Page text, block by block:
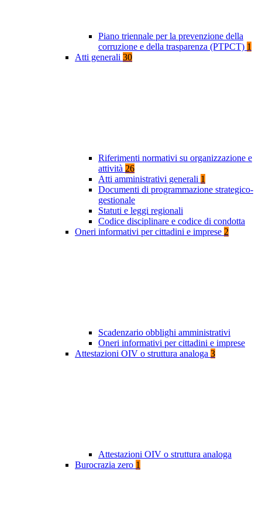
Piano triennale per la prevenzione della
corruzione e della trasparenza (PTPCT) 1
Atti generali 30
Riferimenti normativi su organizzazione e
attività 26
Atti amministrativi generali 1
Documenti di programmazione strategico-
gestionale
Statuti e leggi regionali
Codice disciplinare e codice di condotta
Oneri informativi per cittadini e imprese 2
Scadenzario obblighi amministrativi
Oneri informativi per cittadini e imprese
Attestazioni OIV o struttura analoga 3
Attestazioni OIV o struttura analoga
Burocrazia zero 1